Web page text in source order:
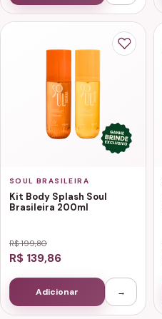
SOUL BRASILEIRA
Kit Body Splash Soul
Brasileira 200ml
R$ 199,80
R$ 139,86
Adicionar →